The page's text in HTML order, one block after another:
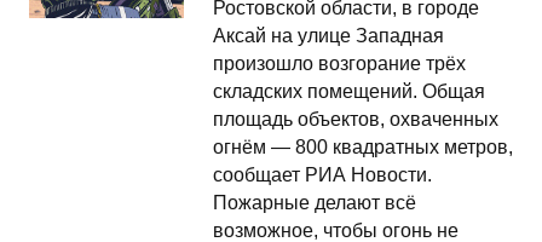
Ростовской области, в городе
Аксай на улице Западная
произошло возгорание трёх
складских помещений. Общая
площадь объектов, охваченных
огнём — 800 квадратных метров,
сообщает РИА Новости.
Пожарные делают всё
возможное, чтобы огонь не